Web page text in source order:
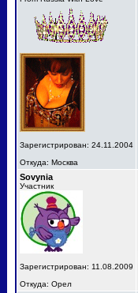
Зарегистрирован: 24.11.2004
Откуда: Москва
Sovynia
Участник
Зарегистрирован: 11.08.2009
Откуда: Орел